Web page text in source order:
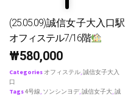
(25.05.09)誠信女子大入口駅
オフィステル7/16階
₩580,000
Categories オフィステル 誠信女子大入
口
Tags4号線 ソンシンヨデ 誠信女子大 誠